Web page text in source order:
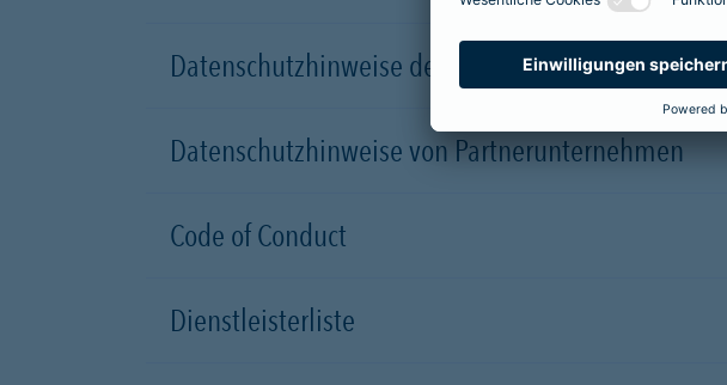
Datenschutzhinweise der
Datenschutzhinweise von Partnerunternehmen
Code of Conduct
Dienstleisterliste